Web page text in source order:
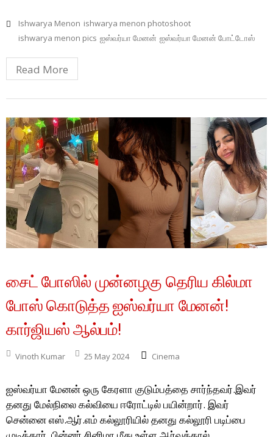
Ishwarya Menon ishwarya menon photoshoot
ishwarya menon pics ஐஸ்வர்யா மேனன் ஐஸ்வர்யா மேனன் போட்டோஸ்
Read More
சைட் போஸில் முன்னழகு தெரிய கில்மா
போஸ் கொடுத்த ஐஸ்வர்யா மேனன்!
கார்ஜியஸ் ஆல்பம்!
Vinoth Kumar 25 May 2024 Cinema
ஐஸ்வர்யா மேனன் ஒரு கேரளா குடும்பத்தை சார்ந்தவர்.இவர்
தனது மேல்நிலை கல்வியை ஈரோட்டில் பயின்றார். இவர்
சென்னை எஸ்.ஆர்.எம் கல்லூரியில் தனது கல்லூரி படிப்பை